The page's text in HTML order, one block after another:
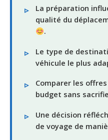
La préparation
qualité du
.
Le type de
véhicule le plus
Comparer les
budget sans
Une décision
de voyage de